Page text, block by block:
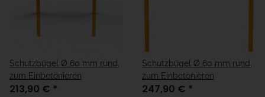
Schutzbügel Ø 60 mm rund,
zum Einbetonieren
213,90 € *
Schutzbügel Ø 60 mm rund,
zum Einbetonieren
247,90 € *